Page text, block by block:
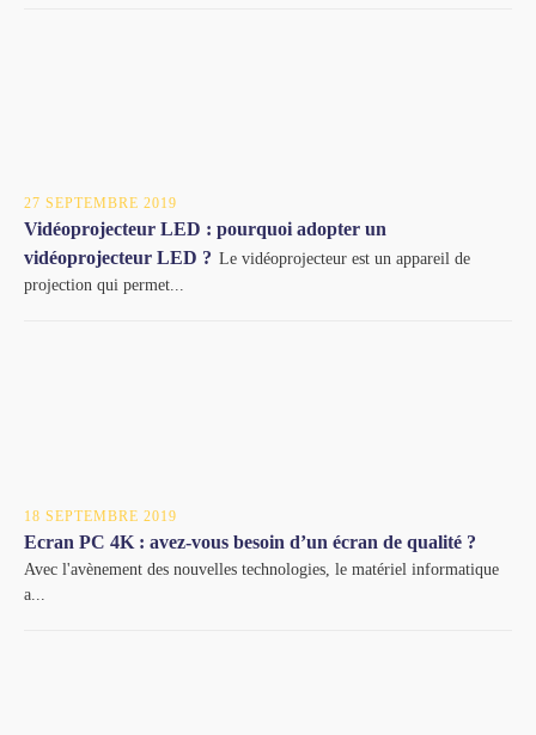
27 SEPTEMBRE 2019
Vidéoprojecteur LED : pourquoi adopter un
vidéoprojecteur LED ? Le vidéoprojecteur est un appareil de
projection qui permet...
18 SEPTEMBRE 2019
Ecran PC 4K : avez-vous besoin d’un écran de qualité ?
Avec l'avènement des nouvelles technologies, le matériel informatique
a...